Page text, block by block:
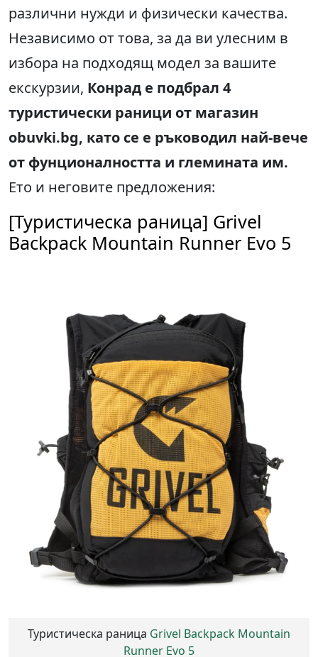
различни нужди и физически качества.
Независимо от това, за да ви улесним в
избора на подходящ модел за вашите
екскурзии, Конрад е подбрал 4
туристически раници от магазин
obuvki.bg, като се е ръководил най-вече
от фунционалността и глемината им.
Ето и неговите предложения:
[Туристическа раница] Grivel
Backpack Mountain Runner Evo 5
Туристическа раница Grivel Backpack Mountain
Runner Evo 5